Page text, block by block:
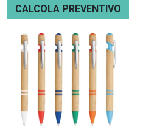
CALCOLA PREVENTIVO